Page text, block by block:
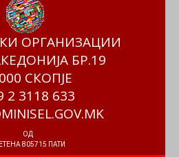
ОРГАНИЗАЦИИ
БР.19
СКОПЈЕ
2 3118 633
ОД
805715 ПАТИ